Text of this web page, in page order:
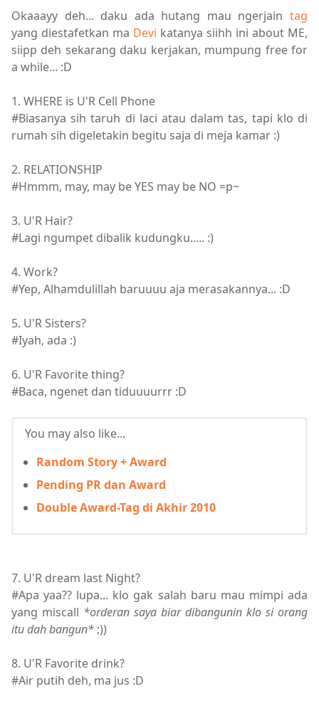
Okaaayy deh... daku ada hutang mau ngerjain tag
yang diestafetkan ma Devi katanya siihh ini about ME,
siipp deh sekarang daku kerjakan, mumpung free for
a while... :D
1. WHERE is U'R Cell Phone
#Biasanya sih taruh di laci atau dalam tas, tapi klo di
rumah sih digeletakin begitu saja di meja kamar :)
2. RELATIONSHIP
#Hmmm, may, may be YES may be NO =p~
3. U'R Hair?
#Lagi ngumpet dibalik kudungku..... :)
4. Work?
#Yep, Alhamdulillah baruuuu aja merasakannya... :D
5. U'R Sisters?
#Iyah, ada :)
6. U'R Favorite thing?
#Baca, ngenet dan tiduuuurrr :D
You may also like...
Random Story + Award
Pending PR dan Award
Double Award-Tag di Akhir 2010
7. U'R dream last Night?
#Apa yaa?? lupa... klo gak salah baru mau mimpi ada
yang miscall *orderan saya biar dibangunin klo si orang
itu dah bangun* ;))
8. U'R Favorite drink?
#Air putih deh, ma jus :D